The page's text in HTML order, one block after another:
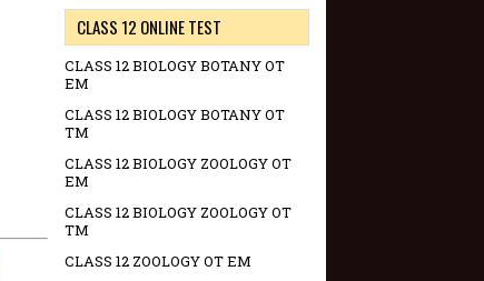
CLASS 12 ONLINE TEST
CLASS 12 BIOLOGY BOTANY OT
EM
CLASS 12 BIOLOGY BOTANY OT
TM
CLASS 12 BIOLOGY ZOOLOGY OT
EM
CLASS 12 BIOLOGY ZOOLOGY OT
TM
CLASS 12 ZOOLOGY OT EM